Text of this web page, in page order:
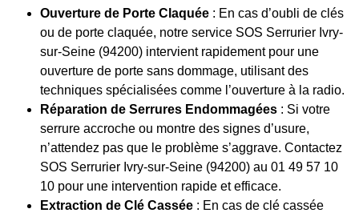
Ouverture de Porte Claquée : En cas d’oubli de clés
ou de porte claquée, notre service SOS Serrurier Ivry-
sur-Seine (94200) intervient rapidement pour une
ouverture de porte sans dommage, utilisant des
techniques spécialisées comme l’ouverture à la radio.
Réparation de Serrures Endommagées : Si votre
serrure accroche ou montre des signes d’usure,
n’attendez pas que le problème s’aggrave. Contactez
SOS Serrurier Ivry-sur-Seine (94200) au 01 49 57 10
10 pour une intervention rapide et efficace.
Extraction de Clé Cassée : En cas de clé cassée